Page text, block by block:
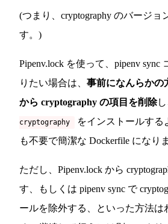
(つまり、cryptography のバージョ
す。)
Pipenv.lock を使って、pipenv sync
りたい場合は、 事前になんらかの
から cryptography の項目を削除
cryptography
をインストールする
も不要で簡潔な Dockerfile になり
ただし、Pipenv.lock から
す、もしくは pipenv sync で
ールを除外する、といった方法は